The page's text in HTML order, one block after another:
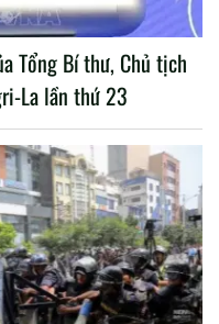
Tổng Bí thư, Chủ tịch
La lần thứ 23